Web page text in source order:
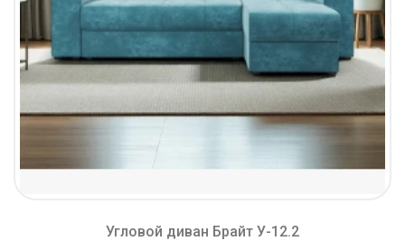
Угловой диван Брайт У-12.2